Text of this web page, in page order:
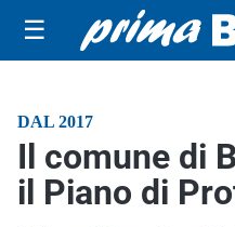
☰
DAL 2017
Il comune di
il Piano di